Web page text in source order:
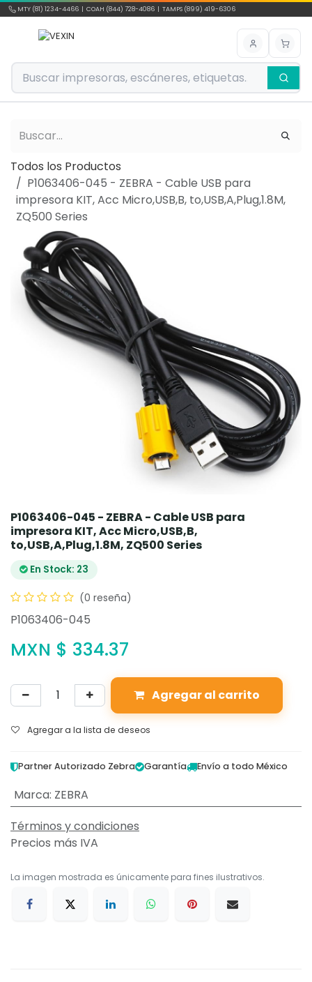
Ir al contenido
MTY (81) 1234-4466 | COAH (844) 728-4086 | TAMPS (899) 419-6306
Todos los Productos
P1063406-045 - ZEBRA - Cable USB para
impresora KIT, Acc Micro,USB,B, to,USB,A,Plug,1.8M,
ZQ500 Series
P1063406-045 - ZEBRA - Cable USB para
impresora KIT, Acc Micro,USB,B,
to,USB,A,Plug,1.8M, ZQ500 Series
En Stock: 23
(0 reseña)
P1063406-045
MXN $ 334.37
Agregar al carrito
Agregar a la lista de deseos
Partner Autorizado Zebra Garantía Envío a todo México
Marca: ZEBRA
Términos y condiciones
Precios más IVA
La imagen mostrada es únicamente para fines ilustrativos.